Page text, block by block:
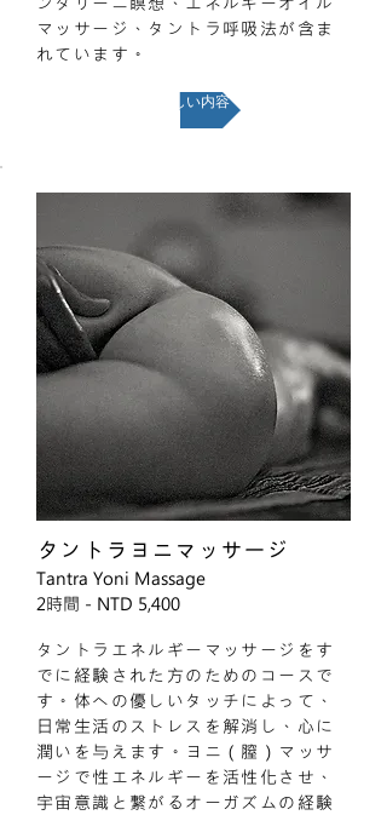
マッサージ、タントラ呼吸法が含ま
れています。
詳しい内容
タントラヨニマッサージ
Tantra Yoni Massage
2時間 - NTD 5,400​
タントラエネルギーマッサージをす
でに経験された方のためのコースで
す。体への優しいタッチによって、
日常生活のストレスを解消し、心に
潤いを与えます。ヨニ（膣）マッサ
ージで性エネルギーを活性化させ、
宇宙意識と繋がるオーガズムの経験